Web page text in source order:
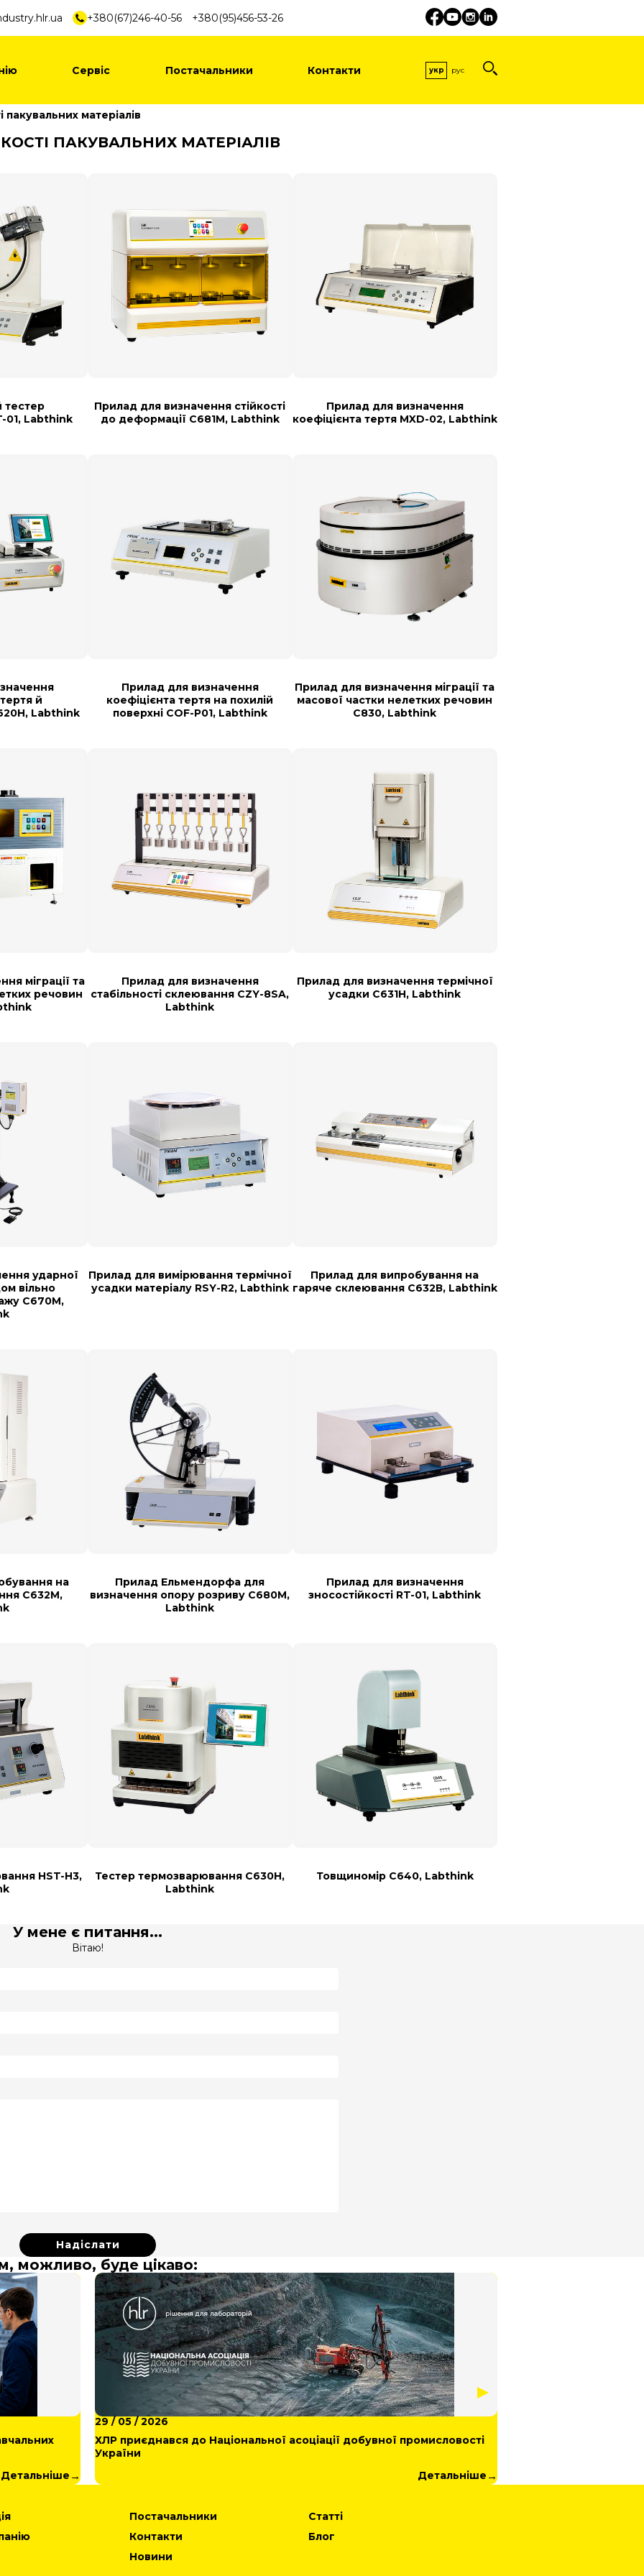
+380(67)246-40-56 +380(95)456-53-26
Сервіс Постачальники Контакти укр рус
пакувальних матеріалів
ПАКУВАЛЬНИХ МАТЕРІАЛІВ
тестер
01, Labthink
Прилад для визначення стійкості
до деформації C681M, Labthink
Прилад для визначення
коефіцієнта тертя MXD-02, Labthink
й
Labthink
Прилад для визначення
коефіцієнта тертя на похилій
поверхні COF-P01, Labthink
Прилад для визначення міграції та
масової частки нелетких речовин
С830, Labthink
міграції та
речовин
Прилад для визначення
стабільності склеювання CZY-8SA,
Labthink
Прилад для визначення термічної
усадки С631Н, Labthink
ударної
вільно
C670M,
Прилад для вимірювання термічної
усадки матеріалу RSY-R2, Labthink
Прилад для випробування на
гаряче склеювання С632В, Labthink
на
С632М,
Прилад Ельмендорфа для
визначення опору розриву С680М,
Labthink
Прилад для визначення
зносостійкості RT-01, Labthink
HST-H3,
Тестер термозварювання С630Н,
Labthink
Товщиномір С640, Labthink
У мене є питання...
Вітаю!
можливо, буде цікаво:
Детальніше
29 / 05 / 2026
ХЛР приєднався до Національної асоціації добувної промисловості
України
Детальніше
Постачальники
Контакти
Новини
Статті
Блог